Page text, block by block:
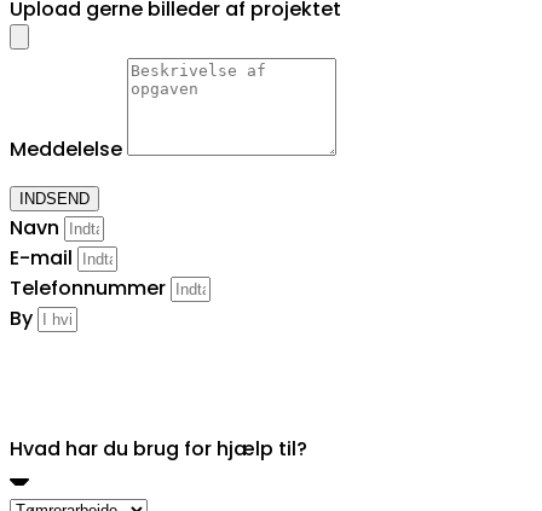
Upload gerne billeder af projektet
Meddelelse
INDSEND
Navn
E-mail
Telefonnummer
By
Hvad har du brug for hjælp til?